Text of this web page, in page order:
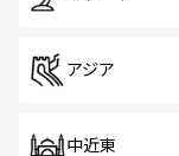
アジア
中近東